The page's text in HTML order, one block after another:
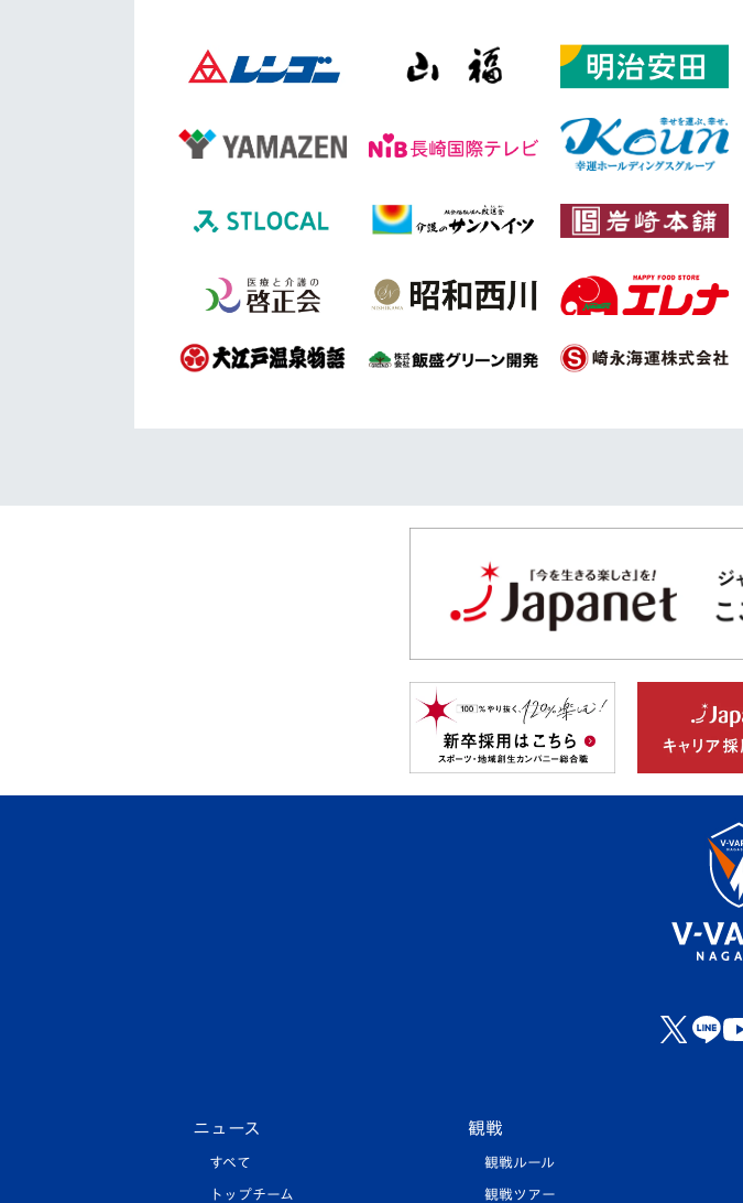
ニュース
すべて
トップチーム
観戦
観戦ルール
観戦ツアー